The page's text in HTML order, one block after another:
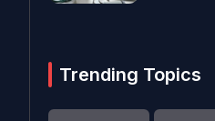
Trending Topics